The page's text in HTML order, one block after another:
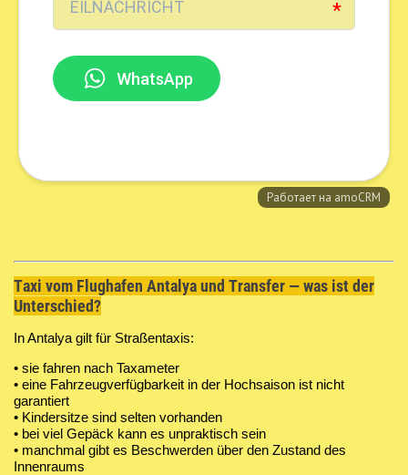
Taxi vom Flughafen Antalya und Transfer — was ist der
Unterschied?
In Antalya gilt für Straßentaxis:
• sie fahren nach Taxameter
• eine Fahrzeugverfügbarkeit in der Hochsaison ist nicht
garantiert
• Kindersitze sind selten vorhanden
• bei viel Gepäck kann es unpraktisch sein
• manchmal gibt es Beschwerden über den Zustand des
Innenraums